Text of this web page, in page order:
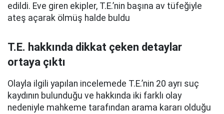
edildi. Eve giren ekipler, T.E.’nin başına av tüfeğiyle
ateş açarak ölmüş halde buldu
T.E. hakkında dikkat çeken detaylar
ortaya çıktı
Olayla ilgili yapılan incelemede T.E.’nin 20 ayrı suç
kaydının bulunduğu ve hakkında iki farklı olay
nedeniyle mahkeme tarafından arama kararı olduğu